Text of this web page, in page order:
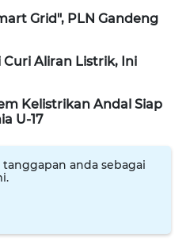
Grid", PLN Gandeng
Aliran Listrik, Ini
Kelistrikan Andal Siap
U-17
anda sebagai